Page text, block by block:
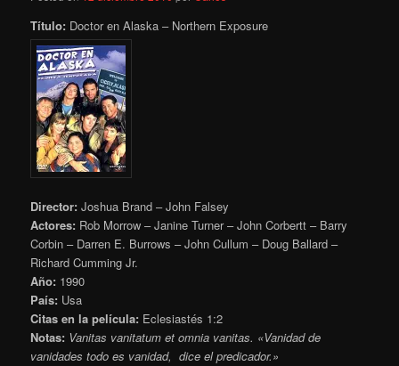
Título: Doctor en Alaska – Northern Exposure
Director: Joshua Brand – John Falsey
Actores: Rob Morrow – Janine Turner – John Corbertt – Barry
Corbin – Darren E. Burrows – John Cullum – Doug Ballard –
Richard Cumming Jr.
Año: 1990
País: Usa
Citas en la película: Eclesiastés 1:2
Notas: Vanitas vanitatum et omnia vanitas. «Vanidad de
vanidades todo es vanidad, dice el predicador.»